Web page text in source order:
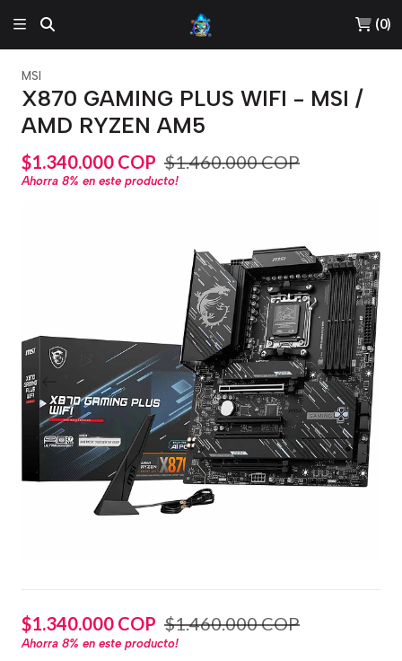
(0)
MSI
X870 GAMING PLUS WIFI - MSI /
AMD RYZEN AM5
$1.340.000 COP $1.460.000 COP
Ahorra 8% en este producto!
$1.340.000 COP $1.460.000 COP
Ahorra 8% en este producto!